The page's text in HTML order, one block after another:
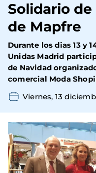
Solidario de
de Mapfre
Durante los dias 13 y
Unidas Madrid
de Navidad
comercial Moda
Viernes, 13